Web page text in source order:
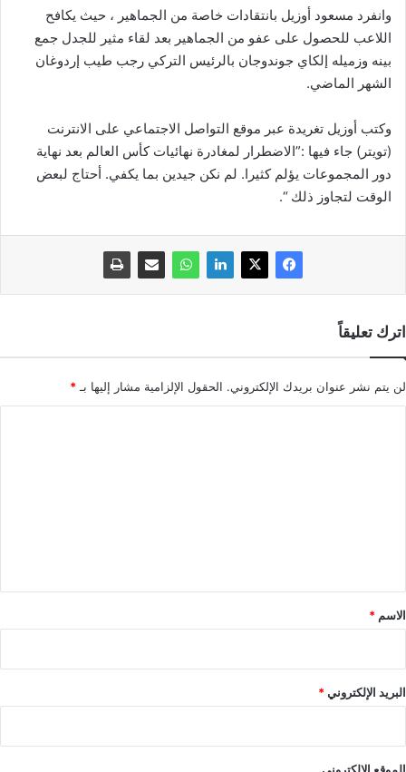
وانفرد مسعود أوزيل بانتقادات خاصة من الجماهير ، حيث يكافح
اللاعب للحصول على عفو من الجماهير بعد لقاء مثير للجدل جمع
بينه وزميله إلكاي جوندوجان بالرئيس التركي رجب طيب إردوغان
الشهر الماضي.
وكتب أوزيل تغريدة عبر موقع التواصل الاجتماعي على الانترنت
(تويتر) جاء فيها :”الاضطرار لمغادرة نهائيات كأس العالم بعد نهاية
دور المجموعات يؤلم كثيرا. لم نكن جيدين بما يكفي. أحتاج لبعض
الوقت لتجاوز ذلك “.
اترك تعليقاً
لن يتم نشر عنوان بريدك الإلكتروني. الحقول الإلزامية مشار إليها بـ *
*
الاسم *
البريد الإلكتروني*
الموقع الإلكتروني